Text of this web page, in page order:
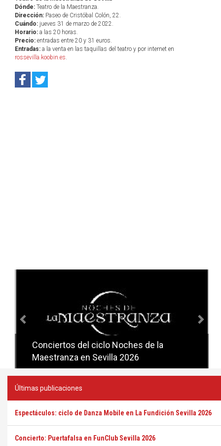
Dónde: Teatro de la Maestranza.
Dirección: Paseo de Cristóbal Colón, 22.
Cuándo: jueves 31 de marzo de 2022.
Horario: a las 20 horas.
Precio: entradas entre 20 y 31 euros.
Entradas: a la venta en las taquillas del teatro y por internet en
rossevilla.koobin.es.
Conciertos del ciclo Noches de la
Maestranza en Sevilla 2026
Conciertos del ciclo Candlelight en
Sevilla
Últimas publicaciones
Espectáculos: ciclo de Danza Mobile en La Fundición Sevilla 2026
Concierto: Puertafalsa en FunClub Sevilla 2026